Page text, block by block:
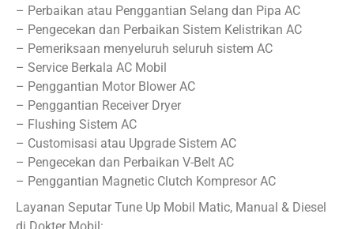
– Perbaikan atau Penggantian Selang dan Pipa AC
– Pengecekan dan Perbaikan Sistem Kelistrikan AC
– Pemeriksaan menyeluruh seluruh sistem AC
– Service Berkala AC Mobil
– Penggantian Motor Blower AC
– Penggantian Receiver Dryer
– Flushing Sistem AC
– Customisasi atau Upgrade Sistem AC
– Pengecekan dan Perbaikan V-Belt AC
– Penggantian Magnetic Clutch Kompresor AC
Layanan Seputar Tune Up Mobil Matic, Manual & Diesel
di Dokter Mobil: